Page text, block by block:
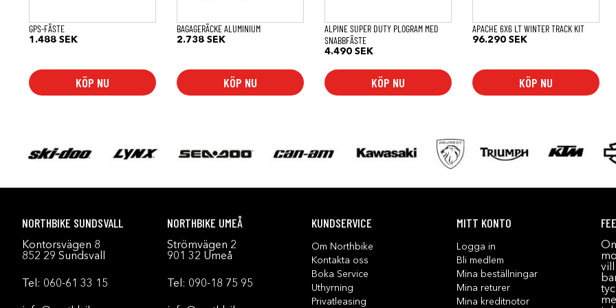
GPS-FÄSTE
1.488 SEK
KÖP NU
BAGAGERÄCKE ALUMINIUM
2.738SEK
KÖP NU
ALPINE SUPER DUTY PLOGRAM MED
SNABBFÄSTE
4.490SEK
KÖP NU
APACHE 6X6 LT WINTER TRACK KIT
96.290SEK
KÖP NU
NORTHBIKE SUNDSVALL
Kontorsvägen 8
852 29 Sundsvall
Tel: 060-61 33 15
NORTHBIKE UMEÅ
Strömvägen 2
901 32 Umeå
Tel: 090-18 75 95
KUNDSERVICE
Om Northbike
Kontakta oss
Boka Service
Uthyrning
Privatleasing
MITT KONTO
Logga in
Bli medlem
Mina beställningar
Mina returer
Mina kreditnotor